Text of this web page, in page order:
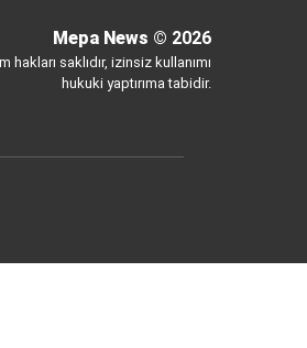
Mepa News © 2026
saklıdır, izinsiz kullanımı
hukuki yaptırıma tabidir.